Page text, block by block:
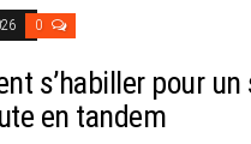
0
s’habiller pour un
en tandem